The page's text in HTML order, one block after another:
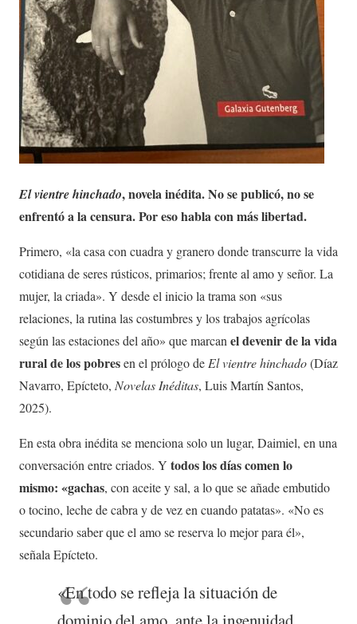
El vientre hinchado, novela inédita. No se publicó, no se
enfrentó a la censura. Por eso habla con más libertad.
Primero, «la casa con cuadra y granero donde transcurre la vida
cotidiana de seres rústicos, primarios; frente al amo y señor. La
mujer, la criada». Y desde el inicio la trama son «sus
relaciones, la rutina las costumbres y los trabajos agrícolas
según las estaciones del año» que marcan el devenir de la vida
rural de los pobresen el prólogo de El vientre hinchado(Díaz
Navarro, Epícteto, Novelas Inéditas, Luis Martín Santos,
2025).
En esta obra inédita se menciona solo un lugar, Daimiel, en una
conversación entre criados. Y todos los días comen lo
mismo: «gachas, con aceite y sal, a lo que se añade embutido
o tocino, leche de cabra y de vez en cuando patatas». «No es
secundario saber que el amo se reserva lo mejor para él»,
señala Epícteto.
«En todo se refleja la situación de